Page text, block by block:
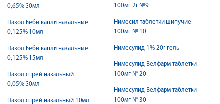
0,65% 30мл
Назол Беби капли назальные
0,125% 10мл
Назол Беби капли назальные
0,125% 15мл
Назол спрей назальный
0,05% 30мл
Назол спрей назальный 10мл
100мг 2г №9
Нимесил таблетки шипучие
100мг № 10
Нимесулид 1% 20г гель
Нимесулид Велфарм таблетки
100мг № 20
Нимесулид Велфарм таблетки
100мг № 30